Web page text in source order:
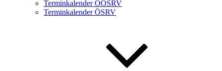
Terminkalender OÖSRV
Terminkalender ÖSRV